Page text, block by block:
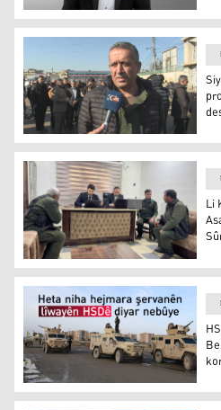
ENKS li ser kuştina Alaedîn
Siyamend Efrînî: Vê hefteyê
Li Kobanê proseya yekkirina
Li
HSD û Artêşa Sûriyeyê ji Til